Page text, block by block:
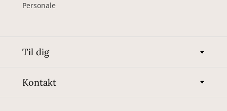
Personale
Til dig
Kontakt